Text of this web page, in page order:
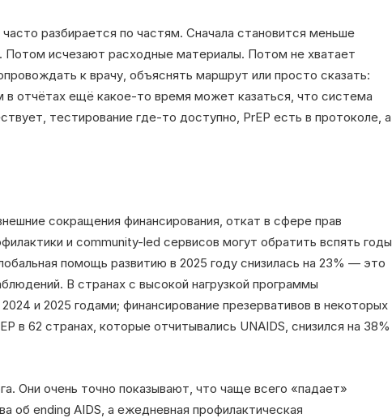
разбирается по частям. Сначала становится меньше
исчезают расходные материалы. Потом не хватает
к врачу, объяснять маршрут или просто сказать:
отчётах ещё какое-то время может казаться, что система
тестирование где-то доступно, PrEP есть в протоколе, а
сокращения финансирования, откат в сфере прав
и community-led сервисов могут обратить вспять годы
помощь развитию в 2025 году снизилась на 23% — это
В странах с высокой нагрузкой программы
и 2025 годами; финансирование презервативов в некоторых
в 62 странах, которые отчитывались UNAIDS, снизился на 38%
Они очень точно показывают, что чаще всего «падает»
об ending AIDS, а ежедневная профилактическая